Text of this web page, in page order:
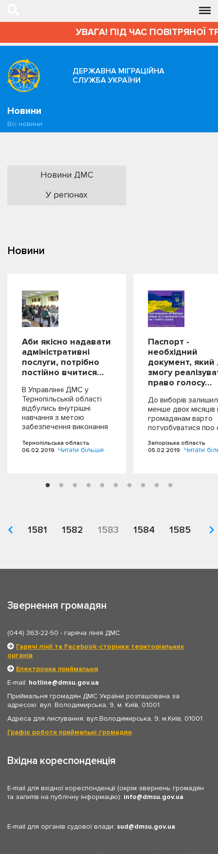
УВАГА! ПІД ЧАС ПОВІТРЯНОЇ
ДЕРЖАВНА МІГРАЦІЙНА
СЛУЖБА УКРАЇНИ
Новини
Всі новини
Новини ДМС
У регіонах
Новини
Аби якісно надавати
адміністративні
послуги, потрібно
постійно вчитися…
В Управлінні ДМС у
Тернопільській області
відбулись внутрішні
навчання з метою
забезпечення виконання
Тернопільська область
06.02.2019 Читати більше
Паспорт -
необхідний
документ, який
змогу
право голосу…
До виборів
менше двох місяців і
громадянам варто
потурбуватися про
при…
Запорізька область
05.02.2019 Читати
1581 1582 1583 1584 1585
Звернення громадян
(044) 363-22-50 - гаряча лінія ДМС
Гарячі лінії та Facebook-сторінки територіальних
органів
Електронна приймальня
E-mail: hotline
dmsu.gov.ua
Приймальня громадян ДМС України розташована за
адресою: вул. Володимирська, 9, м. Київ, 01001
Адреса для листування: вул.Володимирська, 9, м.Київ, 01001
Графік роботи приймальні громадян
Вхідна кореспонденція
E-mail для вхідної кореспонденції (окрім звернень громадян
та запитів на публічну інформацію): info dmsu.gov.ua
E-mail для органів судової влади: sud dmsu.gov.ua